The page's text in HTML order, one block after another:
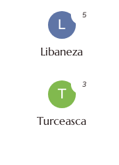
L
Libaneza
5
T
Turceasca
3